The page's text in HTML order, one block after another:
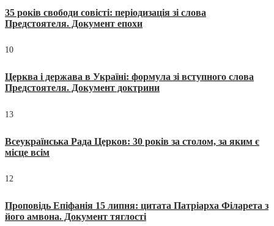
35 років свободи совісті: періодизація зі слова
Предстоятеля. Документ епохи
10
Церква і держава в Україні: формула зі вступного слова
Предстоятеля. Документ доктрини
13
Всеукраїнська Рада Церков: 30 років за столом, за яким є
місце всім
12
Проповідь Епіфанія 15 липня: цитата Патріарха Філарета з
його амвона. Документ тяглості